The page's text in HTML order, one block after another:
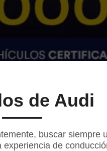
de Audi
buscar siempre
de